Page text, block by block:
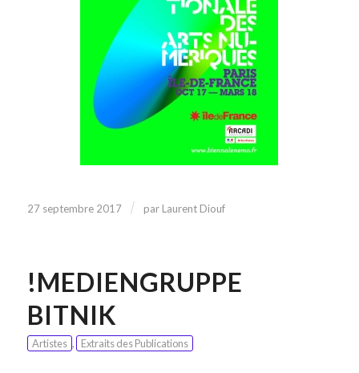
27 septembre 2017 / par Laurent Diouf
!MEDIENGRUPPE
BITNIK
Artistes , Extraits des Publications